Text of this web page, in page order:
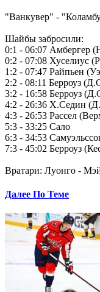
"Ванкувер" -
Шайбы забросили:
0:1 - 06:07 Амбергер
0:2 - 07:08 Хуселиус
1:2 - 07:47 Райпьен
2:2 - 08:11 Берроуз
3:2 - 16:58 Берроуз
4:2 - 26:36 Х.Седин
4:3 - 26:53 Рассел
5:3 - 33:25 Сало
6:3 - 34:53
7:3 - 45:02 Берроуз
Вратари: Луонго -
Далее По Теме